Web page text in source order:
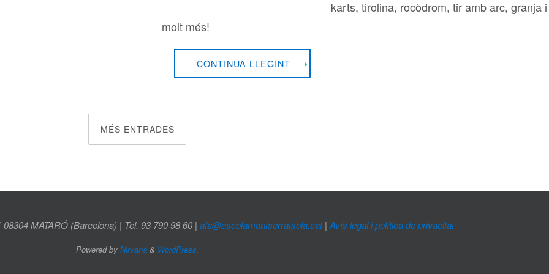
karts, tirolina, rocòdrom, tir amb arc, granja i
molt més!
CONTINUA LLEGINT
MÉS ENTRADES
MATARÓ (Barcelona) | Tel. 93 790 98 60 | afa@escolamontserratsola.cat|Avís legal i política de privacitat
Powered by Nirvana& WordPress.